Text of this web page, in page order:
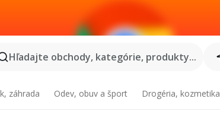
Hľadajte obchody, kategórie, produkty...
záhrada Odev, obuv a šport Drogéria, kozmetika